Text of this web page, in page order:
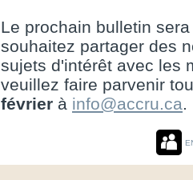
Le prochain bulletin
souhaitez partager des
sujets d'intérêt avec les
veuillez faire parvenir
février à info@accru.ca.